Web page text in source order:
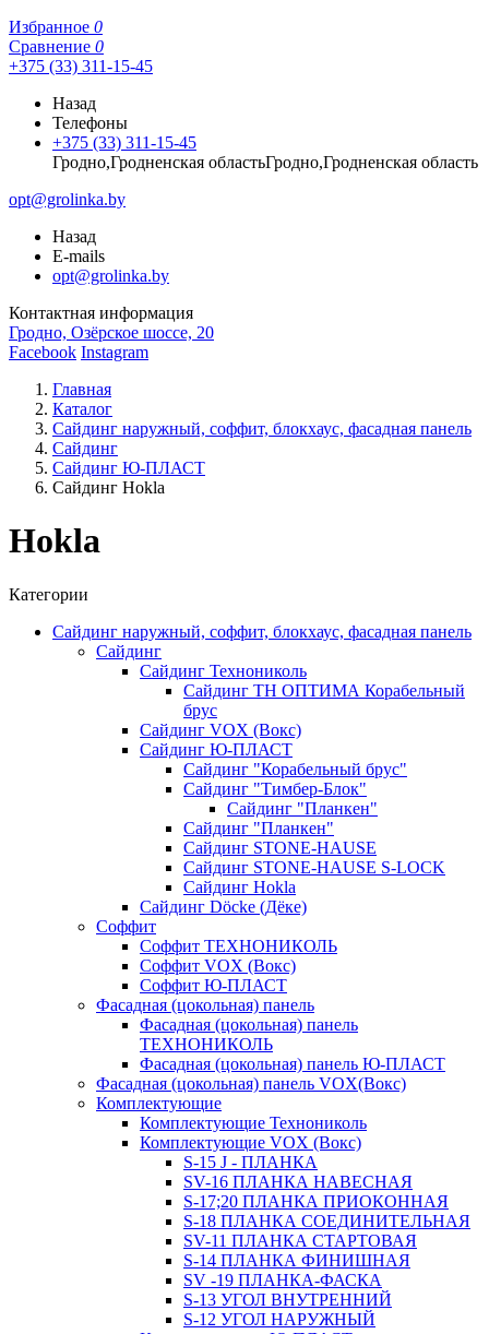
Избранное 0
Сравнение 0
+375 (33) 311-15-45
Назад
Телефоны
+375 (33) 311-15-45
Гродно,Гродненская областьГродно,Гродненская область
opt@grolinka.by
Назад
E-mails
opt@grolinka.by
Контактная информация
Гродно, Озёрское шоссе, 20
Facebook Instagram
Главная
Каталог
Сайдинг наружный, соффит, блокхаус, фасадная панель
Сайдинг
Сайдинг Ю-ПЛАСТ
Сайдинг Hokla
Hokla
Категории
Сайдинг наружный, соффит, блокхаус, фасадная панель
Сайдинг
Сайдинг Технониколь
Сайдинг ТН ОПТИМА Корабельный
брус
Сайдинг VOX (Вокс)
Сайдинг Ю-ПЛАСТ
Сайдинг "Корабельный брус"
Сайдинг "Тимбер-Блок"
Сайдинг "Планкен"
Сайдинг "Планкен"
Сайдинг STONE-HAUSE
Сайдинг STONE-HAUSE S-LOCK
Сайдинг Hokla
Сайдинг Döcke (Дёке)
Соффит
Соффит ТЕХНОНИКОЛЬ
Соффит VOX (Вокс)
Соффит Ю-ПЛАСТ
Фасадная (цокольная) панель
Фасадная (цокольная) панель
ТЕХНОНИКОЛЬ
Фасадная (цокольная) панель Ю-ПЛАСТ
Фасадная (цокольная) панель VOX(Вокс)
Комплектующие
Комплектующие Технониколь
Комплектующие VOX (Вокс)
S-15 J - ПЛАНКА
SV-16 ПЛАНКА НАВЕСНАЯ
S-17;20 ПЛАНКА ПРИОКОННАЯ
S-18 ПЛАНКА СОЕДИНИТЕЛЬНАЯ
SV-11 ПЛАНКА СТАРТОВАЯ
S-14 ПЛАНКА ФИНИШНАЯ
SV -19 ПЛАНКА-ФАСКА
S-13 УГОЛ ВНУТРЕННИЙ
S-12 УГОЛ НАРУЖНЫЙ